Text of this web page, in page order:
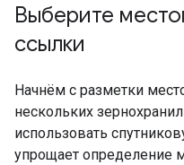
Выберите
ссылки
Начнём с разметки
нескольких
использовать
упрощает определение